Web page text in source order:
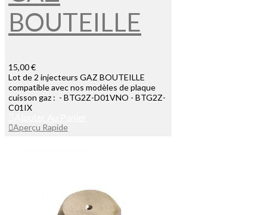
BOUTEILLE
15,00 €
Lot de 2 injecteurs GAZ BOUTEILLE
compatible avec nos modèles de plaque
cuisson gaz : - BTG2Z-D01VNO - BTG2Z-
C01IX
Aperçu Rapide